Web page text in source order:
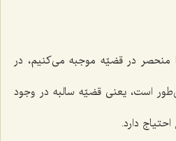
منحصر در قضیّه موجبه می‌کنیم، در
است، یعنی قضیّه سالبه در وجود
دارد.